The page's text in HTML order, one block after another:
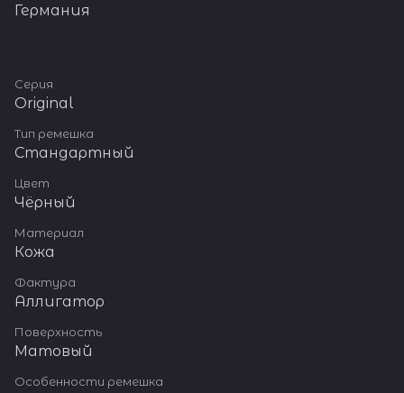
Германия
Серия
Original
Тип ремешка
Стандартный
Цвет
Чёрный
Материал
Кожа
Фактура
Аллигатор
Поверхность
Матовый
Особенности ремешка